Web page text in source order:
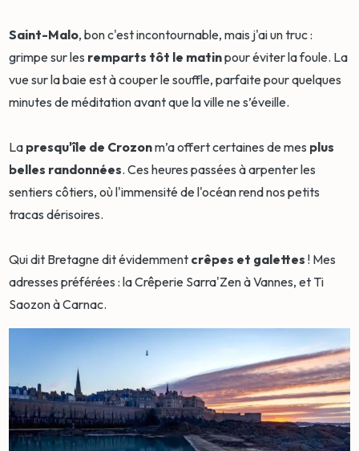
Saint-Malo, bon c'est incontournable, mais j'ai un truc :
grimpe sur les remparts tôt le matinpour éviter la foule. La
vue sur la baie est à couper le souffle, parfaite pour quelques
minutes de méditation avant que la ville ne s’éveille.
La presqu'île de Crozonm’a offert certaines de mes plus
belles randonnées. Ces heures passées à arpenter les
sentiers côtiers, où l'immensité de l'océan rend nos petits
tracas dérisoires.
Qui dit Bretagne dit évidemment crêpes et galettes ! Mes
adresses préférées : la Crêperie Sarra'Zen à Vannes, et Ti
Saozon à Carnac.